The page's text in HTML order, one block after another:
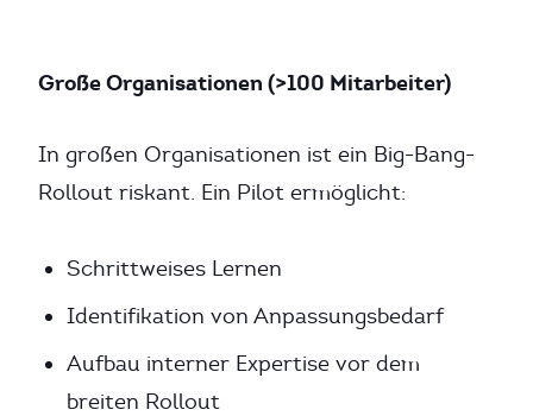
Große Organisationen (>100 Mitarbeiter)
In großen Organisationen ist ein Big-Bang-
Rollout riskant. Ein Pilot ermöglicht:
Schrittweises Lernen
Identifikation von Anpassungsbedarf
Aufbau interner Expertise vor dem
breiten Rollout